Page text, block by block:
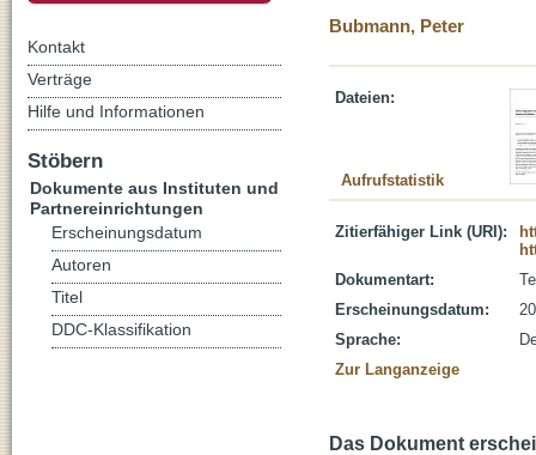
Bubmann, Peter
Dateien:
Aufrufstatistik
Zitierfähiger Link (URI):
Dokumentart:
Erscheinungsdatum:
Sprache:
Zur Langanzeige
Das Dokument
Kontakt
Verträge
Hilfe und Informationen
Stöbern
Dokumente aus Instituten und
Partnereinrichtungen
Erscheinungsdatum
Autoren
Titel
DDC-Klassifikation